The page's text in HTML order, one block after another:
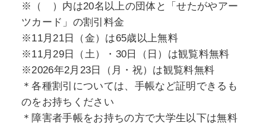
※（ ）内は20名以上の団体と「せたがやアー
ツカード」の割引料金
※11月21日（金）は65歳以上無料
※11月29日（土）・30日（日）は観覧料無料
※2026年2月23日（月・祝）は観覧料無料
＊各種割引については、手帳など証明できるも
のをお持ちください
＊障害者手帳をお持ちの方で大学生以下は無料